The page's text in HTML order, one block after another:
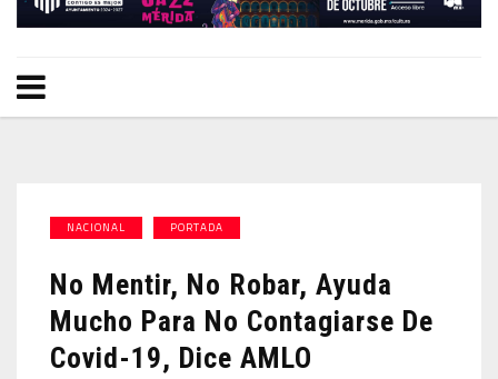
NACIONAL PORTADA
No Mentir, No Robar, Ayuda
Mucho Para No Contagiarse De
Covid-19, Dice AMLO